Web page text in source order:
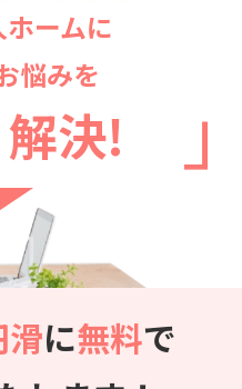
ームに
悩みを
決!
滑に無料で